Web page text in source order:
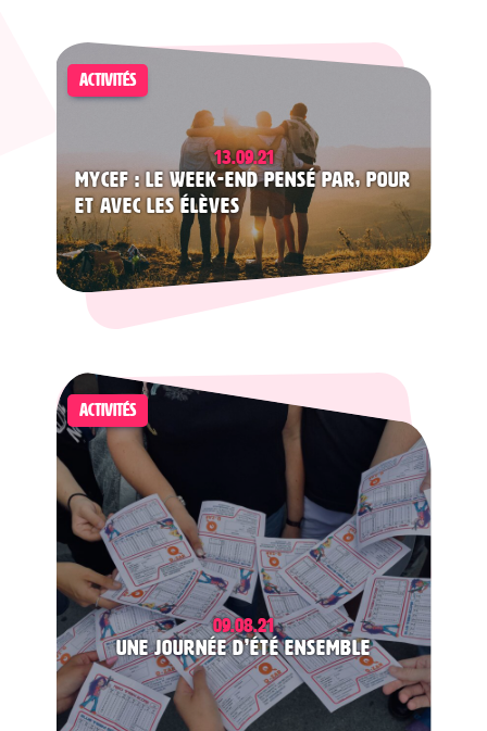
ACTIVITÉS
13.09.21
myCEF : le week-end pensé par, pour
et avec les élèves
ACTIVITÉS
09.08.21
Une journée d’été ensemble